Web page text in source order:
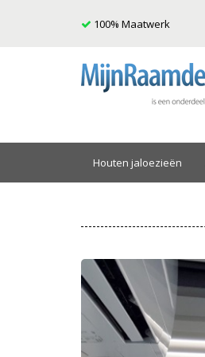
100% Maatwerk
Houten jaloezieën